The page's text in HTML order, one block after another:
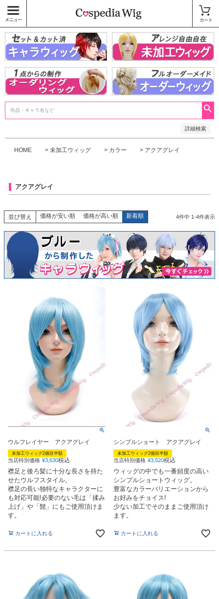
詳細検索
〜
商品タグ
キャラウィッグ
未加工ウィッグ
ベースウィッグ
衣装
SALE中
HOME 未加工ウィッグ カラー アクアグレイ
アクアグレイ
並び替え 価格が安い順 価格が高い順 新着順 4件中 1-4件表示
ウルフレイヤー アクアグレイ
未加工ウィッグ2個目半額
当店特別価格 ¥3,630税込
襟足と後ろ髪に十分な長さを持た
せたウルフスタイル。
襟足の長い独特なキャラクターに
も対応可能!必要のない毛は「揉み
上げ」や「髭」にもご使用頂けま
す。
カートに入れる
シンプルショート アクアグレイ
未加工ウィッグ2個目半額
当店特別価格 ¥3,520税込
ウィッグの中でも一番頻度の高い
シンプルショートウィッグ。
豊富なカラーバリエーションから
お好みをチョイス!
少ない加工でそのままご使用頂け
ます。
カートに入れる